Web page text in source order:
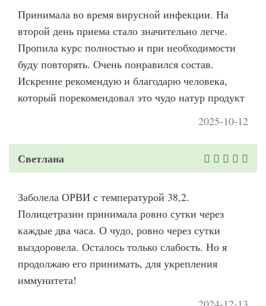
Принимала во время вирусной инфекции. На
второй день приема стало значительно легче.
Пропила курс полностью и при необходимости
буду повторять. Очень понравился состав.
Искренне рекомендую и благодарю человека,
который порекомендовал это чудо натур продукт
2025-10-12
Светлана
Заболела ОРВИ с температурой 38,2.
Полицетразин принимала ровно сутки через
каждые два часа. О чудо, ровно через сутки
выздоровела. Осталось только слабость. Но я
продолжаю его принимать, для укрепления
иммунитета!